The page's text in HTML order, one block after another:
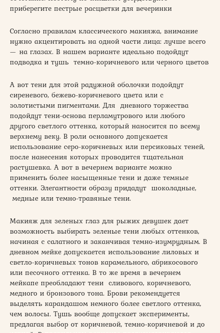
приберегите пестрые расцветки для вечеринки
Согласно правилам классического макияжа, внимание
нужно акцентировать на одной части лица: лучше всего
— на глазах. В нашем варианте идеально подойдут
подводка и тушь темно-коричневого или черного цветов
А вот тени для этой радужной оболочки подойдут
сиреневого, бежево-коричневого цвета или с
золотистыми пигментами. Для дневного торжества
подойдут тени-основа перламутрового или любого
другого светлого оттенка, который наносится по всему
верхнему веку. В роли основного допускается
использование серо-коричневых или персиковых теней,
после нанесения которых проводится тщательная
растушевка. А вот в вечернем варианте можно
применить более насыщенные тени и даже темные
оттенки. Элегантности образу придадут шоколадные,
медные или темно-травяные тени.
Макияж для зеленых глаз для рыжих девушек дает
возможность выбирать зеленые тени любых оттенков,
начиная с салатного и заканчивая темно-изумрудным. В
дневном мейке допускается использование лиловых и
светло-коричневых тонов карамельного, абрикосового
или песочного оттенка. В то же время в вечернем
мейкапе преобладают тени сливового, коричневого,
медного и бронзового тона. Брови рекомендуется
выделять карандашом немного более светлого оттенка,
чем волосы. Тушь вообще допускает эксперименты,
предлагая выбор от коричневой, темно-коричневой и до